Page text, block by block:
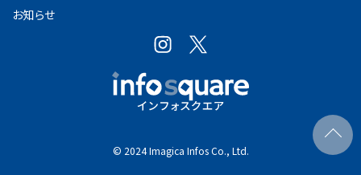
お知らせ
© 2024 Imagica Infos Co., Ltd.